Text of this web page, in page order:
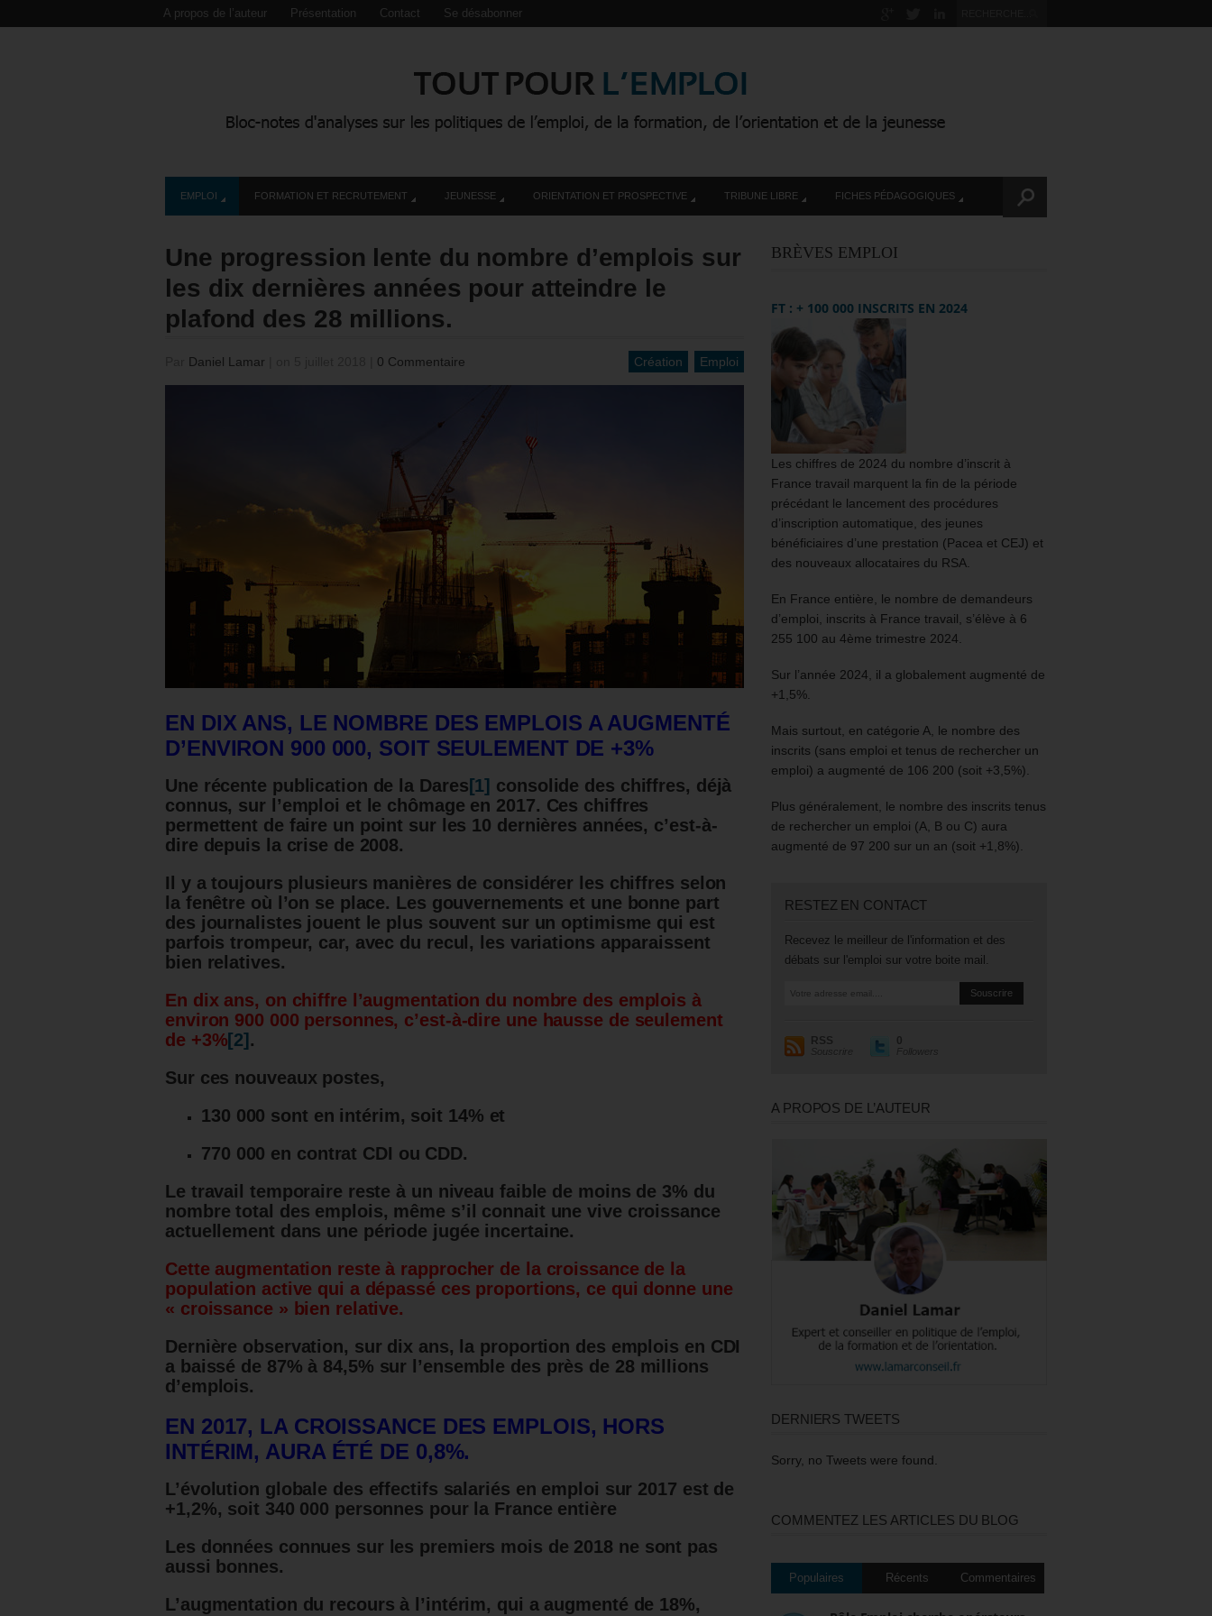
A propos de l’auteur Présentation Contact Se désabonner
EMPLOI FORMATION ET RECRUTEMENT JEUNESSE ORIENTATION ET PROSPECTIVE TRIBUNE LIBRE FICHES PÉDAGOGIQUES
Une progression lente du nombre d’emplois sur
les dix dernières années pour atteindre le
plafond des 28 millions.
Daniel Lamar 0 Commentaire Création Emploi
EN DIX ANS, LE NOMBRE DES EMPLOIS A AUGMENTÉ
D’ENVIRON 900 000, SOIT SEULEMENT DE +3%
Une récente publication de la Dares [1] consolide des chiffres, déjà
connus, sur l’emploi et le chômage en 2017. Ces chiffres
permettent de faire un point sur les 10 dernières années, c’est-à-
dire depuis la crise de 2008.
Il y a toujours plusieurs manières de considérer les chiffres selon
la fenêtre où l’on se place. Les gouvernements et une bonne part
des journalistes jouent le plus souvent sur un optimisme qui est
parfois trompeur, car, avec du recul, les variations apparaissent
bien relatives.
En dix ans, on chiffre l’augmentation du nombre des emplois à
environ 900 000 personnes, c’est-à-dire une hausse de seulement
de +3%[2] .
Sur ces nouveaux postes,
130 000 sont en intérim, soit 14% et
770 000 en contrat CDI ou CDD.
Le travail temporaire reste à un niveau faible de moins de 3% du
nombre total des emplois, même s’il connait une vive croissance
actuellement dans une période jugée incertaine.
Cette augmentation reste à rapprocher de la croissance de la
population active qui a dépassé ces proportions, ce qui donne une
« croissance » bien relative.
Dernière observation, sur dix ans, la proportion des emplois en CDI
a baissé de 87% à 84,5% sur l’ensemble des près de 28 millions
d’emplois.
EN 2017, LA CROISSANCE DES EMPLOIS, HORS
INTÉRIM, AURA ÉTÉ DE 0,8%.
L’évolution globale des effectifs salariés en emploi sur 2017 est de
+1,2%, soit 340 000 personnes pour la France entière
Les données connues sur les premiers mois de 2018 ne sont pas
aussi bonnes.
L’augmentation du recours à l’intérim, qui a augmenté de 18%,
BRÈVES EMPLOI
FT : + 100 000 INSCRITS EN 2024
Les chiffres de 2024 du nombre d’inscrit à
France travail marquent la fin de la période
précédant le lancement des procédures
d’inscription automatique, des jeunes
bénéficiaires d’une prestation (Pacea et CEJ) et
des nouveaux allocataires du RSA.
En France entière, le nombre de demandeurs
d’emploi, inscrits à France travail, s’élève à 6
255 100 au 4ème trimestre 2024.
Sur l’année 2024, il a globalement augmenté de
+1,5%.
Mais surtout, en catégorie A, le nombre des
inscrits (sans emploi et tenus de rechercher un
emploi) a augmenté de 106 200 (soit +3,5%).
Plus généralement, le nombre des inscrits tenus
de rechercher un emploi (A, B ou C) aura
augmenté de 97 200 sur un an (soit +1,8%).
RESTEZ EN CONTACT
Recevez le meilleur de l'information et des
débats sur l'emploi sur votre boite mail.
RSS
Souscrire
0
Followers
A PROPOS DE L’AUTEUR
DERNIERS TWEETS
Sorry, no Tweets were found.
COMMENTEZ LES ARTICLES DU BLOG
Populaires Récents Commentaires